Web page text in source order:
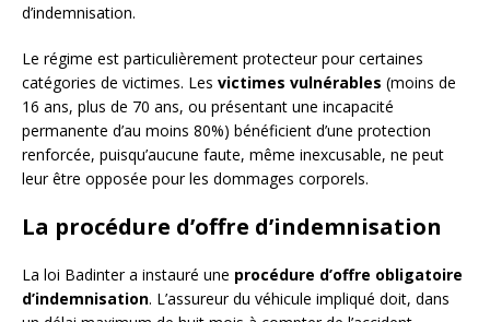
d’indemnisation.
Le régime est particulièrement protecteur pour certaines
catégories de victimes. Les victimes vulnérables (moins de
16 ans, plus de 70 ans, ou présentant une incapacité
permanente d’au moins 80%) bénéficient d’une protection
renforcée, puisqu’aucune faute, même inexcusable, ne peut
leur être opposée pour les dommages corporels.
La procédure d’offre d’indemnisation
La loi Badinter a instauré une procédure d’offre obligatoire
d’indemnisation. L’assureur du véhicule impliqué doit, dans